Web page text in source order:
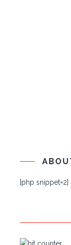
[php snippet=2]